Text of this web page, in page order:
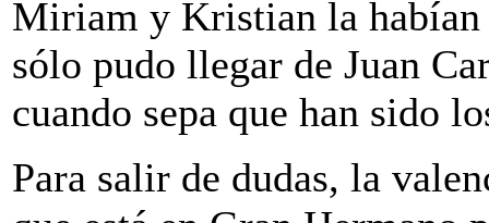
Miriam y Kristian la
sólo pudo llegar de Juan
cuando sepa que han sido
Para salir de dudas, la